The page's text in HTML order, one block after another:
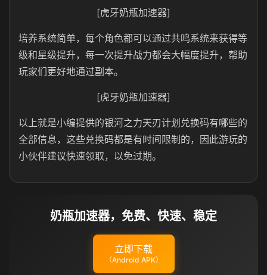
[虎牙奶瓶加速器]
培养系统简单，每个角色都可以通过共鸣系统来获得等
级和星级提升，每一次提升战力都会大幅度提升，帮助
玩家们更好地通过副本。
[虎牙奶瓶加速器]
以上就是小编提供的银河之力天刃计划兑换码有哪些的
全部信息，这些兑换码都是有时间限制的，因此游玩的
小伙伴建议快速领取，以免过期。
奶瓶加速器，免费、快速、稳定
立即下载
（Android APK）